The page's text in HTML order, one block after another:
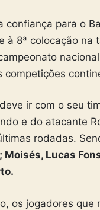
para o
à 8ª colocação
ir com o seu
e do atacante
rodadas.
Moisés, Lucas
os jogadores